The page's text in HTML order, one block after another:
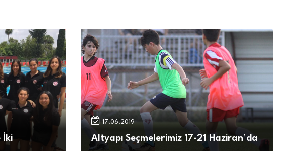
İki
17.06.2019
Altyapı Seçmelerimiz 17-21 Haziran’da